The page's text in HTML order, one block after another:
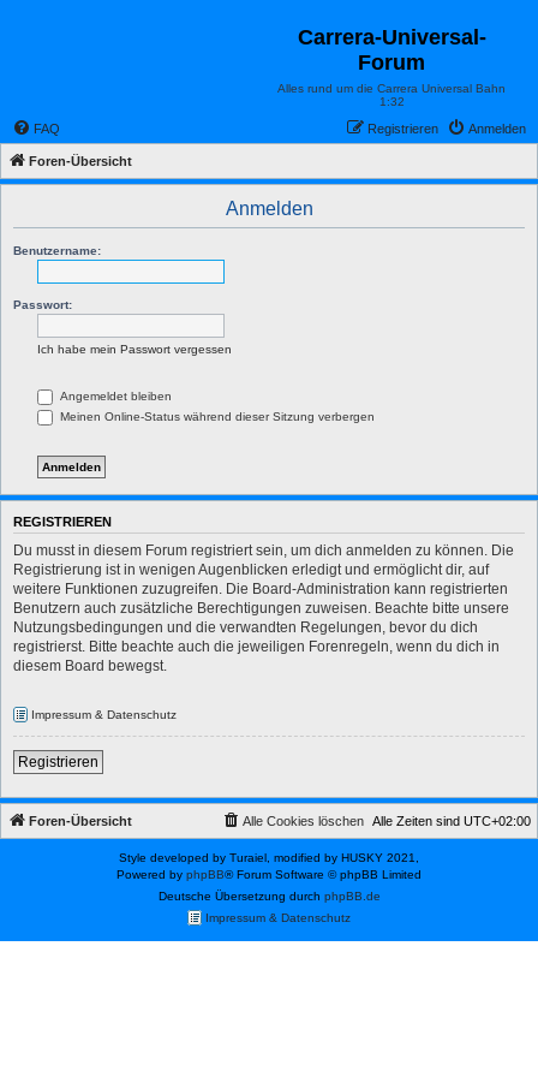
Carrera-Universal-
Forum
Alles rund um die Carrera Universal Bahn
1:32
FAQ Anmelden
Registrieren
Foren-Übersicht
Anmelden
Benutzername:
Passwort:
Ich habe mein Passwort vergessen
Angemeldet bleiben
Meinen Online-Status während dieser Sitzung verbergen
REGISTRIEREN
Du musst in diesem Forum registriert sein, um dich anmelden zu können. Die
Registrierung ist in wenigen Augenblicken erledigt und ermöglicht dir, auf
weitere Funktionen zuzugreifen. Die Board-Administration kann registrierten
Benutzern auch zusätzliche Berechtigungen zuweisen. Beachte bitte unsere
Nutzungsbedingungen und die verwandten Regelungen, bevor du dich
registrierst. Bitte beachte auch die jeweiligen Forenregeln, wenn du dich in
diesem Board bewegst.
Impressum & Datenschutz
Registrieren
Foren-Übersicht Alle Zeiten sind UTC+02:00
Alle Cookies löschen
Style developed by Turaiel, modified by HUSKY 2021,
Powered by phpBB® Forum Software © phpBB Limited
Deutsche Übersetzung durch phpBB.de
Impressum & Datenschutz